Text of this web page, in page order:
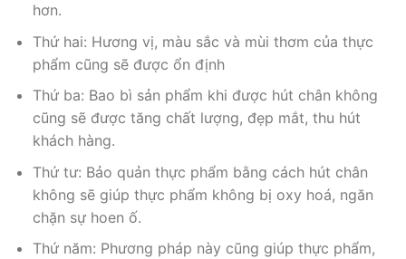
hơn.
Thứ hai: Hương vị, màu sắc và mùi thơm của thực
phẩm cũng sẽ được ổn định
Thứ ba: Bao bì sản phẩm khi được hút chân không
cũng sẽ được tăng chất lượng, đẹp mắt, thu hút
khách hàng.
Thứ tư: Bảo quản thực phẩm bằng cách hút chân
không sẽ giúp thực phẩm không bị oxy hoá, ngăn
chặn sự hoen ố.
Thứ năm: Phương pháp này cũng giúp thực phẩm,